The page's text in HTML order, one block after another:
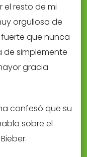
resto de mi
orgullosa de
que nunca
simplemente
gracia
confesó que su
sobre el